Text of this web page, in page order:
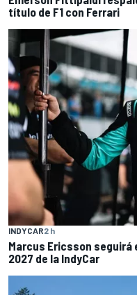
título de F1 con Ferrari
INDYCAR2 h
Marcus Ericsson
2027 de la IndyCar